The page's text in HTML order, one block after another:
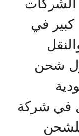
الشركات
في
شحن
في شركة